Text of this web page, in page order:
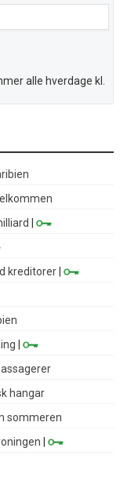
alle hverdage kl.
|
kreditorer |
|
hangar
sommeren
|